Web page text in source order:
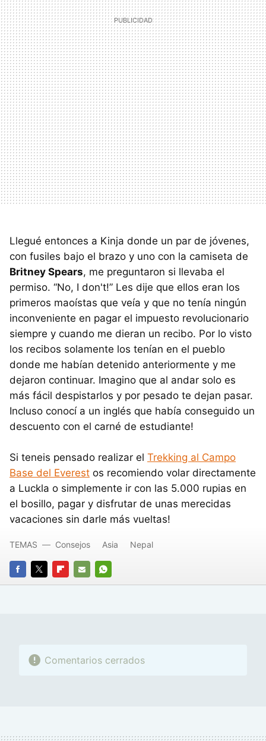
Llegué entonces a Kinja donde un par de jóvenes,
con fusiles bajo el brazo y uno con la camiseta de
Britney Spears, me preguntaron si llevaba el
permiso. “No, I don't!” Les dije que ellos eran los
primeros maoístas que veía y que no tenía ningún
inconveniente en pagar el impuesto revolucionario
siempre y cuando me dieran un recibo. Por lo visto
los recibos solamente los tenían en el pueblo
donde me habían detenido anteriormente y me
dejaron continuar. Imagino que al andar solo es
más fácil despistarlos y por pesado te dejan pasar.
Incluso conocí a un inglés que había conseguido un
descuento con el carné de estudiante!
Si teneis pensado realizar el Trekking al Campo
Base del Everest os recomiendo volar directamente
a Luckla o simplemente ir con las 5.000 rupias en
el bosillo, pagar y disfrutar de unas merecidas
vacaciones sin darle más vueltas!
FACEBOOK
TWITTERFLIPBOARD
E-
WHATSAPP
TEMAS Consejos Asia Nepal
Comentarios cerrados